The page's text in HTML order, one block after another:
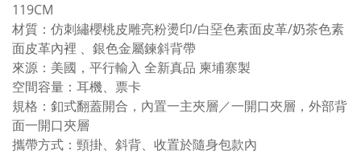
119CM
材質：仿刺繡櫻桃皮雕亮粉燙印/白堊色素面皮革/奶茶色素
面皮革內裡 、銀色金屬鍊斜背帶
來源：美國，平行輸入 全新真品 柬埔寨製
空間容量：耳機、票卡
規格：釦式翻蓋開合，內置一主夾層／一開口夾層，外部背
面一開口夾層
攜帶方式：頸掛、斜背、收置於隨身包款內